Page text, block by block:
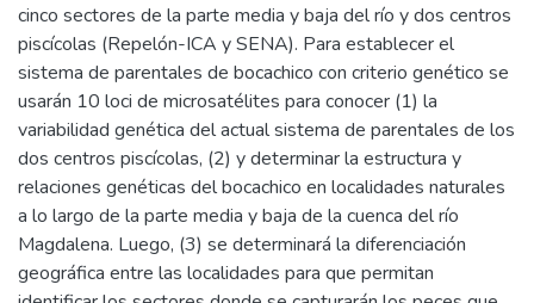
cinco sectores de la parte media y baja del río y dos centros
piscícolas (Repelón-ICA y SENA). Para establecer el
sistema de parentales de bocachico con criterio genético se
usarán 10 loci de microsatélites para conocer (1) la
variabilidad genética del actual sistema de parentales de los
dos centros piscícolas, (2) y determinar la estructura y
relaciones genéticas del bocachico en localidades naturales
a lo largo de la parte media y baja de la cuenca del río
Magdalena. Luego, (3) se determinará la diferenciación
geográfica entre las localidades para que permitan